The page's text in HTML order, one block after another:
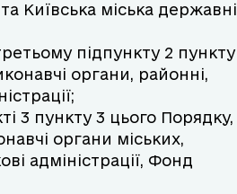
Київська міська державні
підпункту 2 пункту
органи, районні,
3 пункту 3 цього Порядку,
органи міських,
адміністрації, Фонд